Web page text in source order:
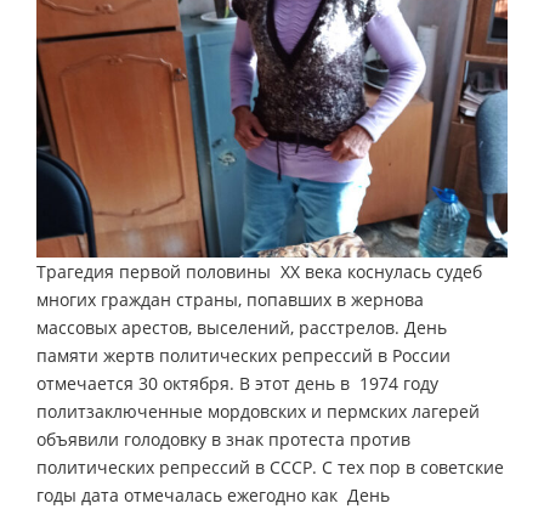
Трагедия первой половины ХХ века коснулась судеб
многих граждан страны, попавших в жернова
массовых арестов, выселений, расстрелов. День
памяти жертв политических репрессий в России
отмечается 30 октября. В этот день в 1974 году
политзаключенные мордовских и пермских лагерей
объявили голодовку в знак протеста против
политических репрессий в СССР. С тех пор в советские
годы дата отмечалась ежегодно как День